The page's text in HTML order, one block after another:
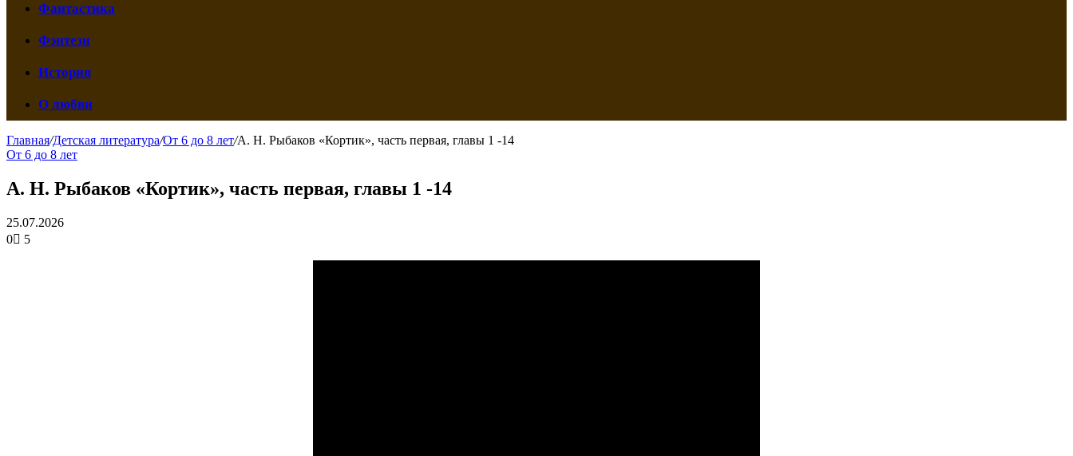
Фантастика
Фэнтези
История
О любви
Главная/Детская литература/От 6 до 8 лет/А. Н. Рыбаков «Кортик», часть первая, главы 1 -14
От 6 до 8 лет
А. Н. Рыбаков «Кортик», часть первая, главы 1 -14
25.07.2026
0
5